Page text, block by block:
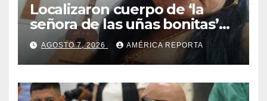
Localizaron cuerpo de ‘la
señora de las uñas bonitas’
42 días después de los
terremotos en La Guaira
AGOSTO 7, 2026 AMÉRICA REPORTA